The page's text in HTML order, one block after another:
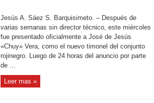
Jesús A. Sáez S. Barquisimeto. – Después de
varias semanas sin director técnico, este miércoles
fue presentado oficialmente a José de Jesús
«Chuy» Vera, como el nuevo timonel del conjunto
rojinegro. Luego de 24 horas del anuncio por parte
de ...
Leer mas »